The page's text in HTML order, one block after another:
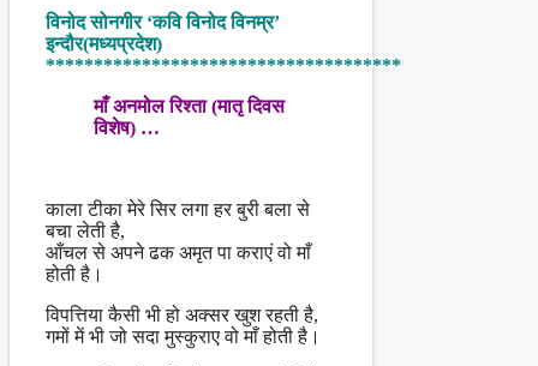
Share
विनोद सोनगीर ‘कवि विनोद विनम्र’
इन्दौर(मध्यप्रदेश)
*************************************
माँ अनमोल रिश्ता (मातृ दिवस
विशेष) …
काला टीका मेरे सिर लगा हर बुरी बला से
बचा लेती है,
आँचल से अपने ढक अमृत पा कराएं वो माँ
होती है।
विपत्तिया कैसी भी हो अक्सर खुश रहती है,
गमों में भी जो सदा मुस्कुराए वो माँ होती है।